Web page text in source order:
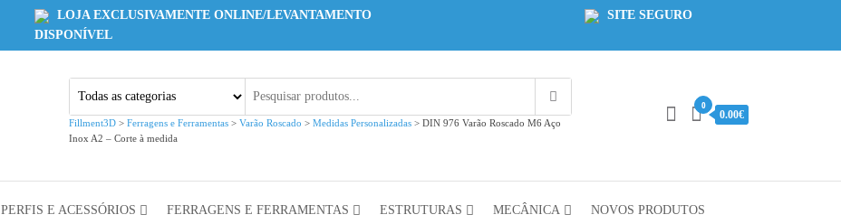
LOJA EXCLUSIVAMENTE ONLINE/LEVANTAMENTO
DISPONÍVEL
SITE SEGURO
Fillment3D > Ferragens e Ferramentas > Varão Roscado > Medidas Personalizadas > DIN 976 Varão Roscado M6 Aço
Inox A2 – Corte à medida
0
0.00€
PERFIS E ACESSÓRIOS FERRAGENS E FERRAMENTAS ESTRUTURAS MECÂNICA NOVOS PRODUTOS